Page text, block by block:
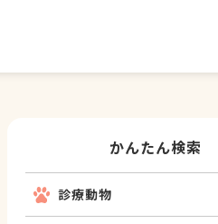
かんたん検索
診療動物